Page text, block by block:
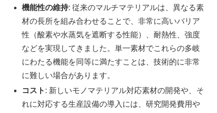
機能性の維持: 従来のマルチマテリアルは、異なる素
材の長所を組み合わせることで、非常に高いバリア
性（酸素や水蒸気を遮断する性能）、耐熱性、強度
などを実現してきました。単一素材でこれらの多岐
にわたる機能を同等に満たすことは、技術的に非常
に難しい場合があります。
コスト : 新しいモノマテリアル対応素材の開発や、そ
れに対応する生産設備の導入には、研究開発費用や